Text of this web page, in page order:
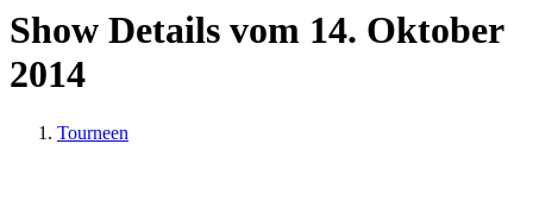
Show Details vom 14. Oktober
2014
Tourneen